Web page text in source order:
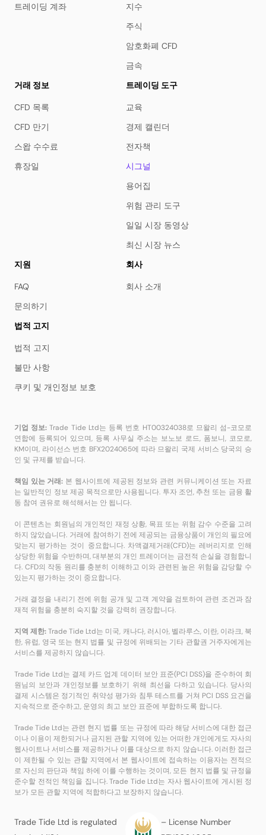
트레이딩 계좌
지수
주식
암호화폐 CFD
금속
거래 정보
CFD 목록
CFD 만기
스왑 수수료
휴장일
트레이딩 도구
교육
경제 캘린더
전자책
시그널
용어집
위험 관리 도구
일일 시장 동영상
최신 시장 뉴스
지원
FAQ
문의하기
회사
회사 소개
법적 고지
법적 고지
불만 사항
쿠키 및 개인정보 보호
기업 정보: Trade Tide Ltd는 등록 번호 HT00324038로 므왈리 섬-코모로
연합에 등록되어 있으며, 등록 사무실 주소는 보노보 로드, 폼보니, 코모로,
KM이며, 라이선스 번호 BFX2024065에 따라 므왈리 국제 서비스 당국의 승
인 및 규제를 받습니다.
책임 있는 거래: 본 웹사이트에 제공된 정보와 관련 커뮤니케이션 또는 자료
는 일반적인 정보 제공 목적으로만 사용됩니다. 투자 조언, 추천 또는 금융 활
동 참여 권유로 해석해서는 안 됩니다.
이 콘텐츠는 회원님의 개인적인 재정 상황, 목표 또는 위험 감수 수준을 고려
하지 않았습니다. 거래에 참여하기 전에 제공되는 금융상품이 개인의 필요에
맞는지 평가하는 것이 중요합니다. 차액결제거래(CFD)는 레버리지로 인해
상당한 위험을 수반하며, 대부분의 개인 트레이더는 금전적 손실을 경험합니
다. CFD의 작동 원리를 충분히 이해하고 이와 관련된 높은 위험을 감당할 수
있는지 평가하는 것이 중요합니다.
거래 결정을 내리기 전에 위험 공개 및 고객 계약을 검토하여 관련 조건과 잠
재적 위험을 충분히 숙지할 것을 강력히 권장합니다.
지역 제한:Trade Tide Ltd는 미국, 캐나다, 러시아, 벨라루스, 이란, 이라크, 북
한, 유럽, 영국 또는 현지 법률 및 규정에 위배되는 기타 관할권 거주자에게는
서비스를 제공하지 않습니다.
Trade Tide Ltd는 결제 카드 업계 데이터 보안 표준(PCI DSS)을 준수하여 회
원님의 보안과 개인정보를 보호하기 위해 최선을 다하고 있습니다. 당사의
결제 시스템은 정기적인 취약성 평가와 침투 테스트를 거쳐 PCI DSS 요건을
지속적으로 준수하고, 운영의 최고 보안 표준에 부합하도록 합니다.
Trade Tide Ltd는 관련 현지 법률 또는 규정에 따라 해당 서비스에 대한 접근
이나 이용이 제한되거나 금지된 관할 지역에 있는 어떠한 개인에게도 자사의
웹사이트나 서비스를 제공하거나 이를 대상으로 하지 않습니다. 이러한 접근
이 제한될 수 있는 관할 지역에서 본 웹사이트에 접속하는 이용자는 전적으
로 자신의 판단과 책임 하에 이를 수행하는 것이며, 모든 현지 법률 및 규정을
준수할 전적인 책임을 집니다. Trade Tide Ltd는 자사 웹사이트에 게시된 정
보가 모든 관할 지역에 적합하다고 보장하지 않습니다.
Trade Tide Ltd is regulated
– License Number